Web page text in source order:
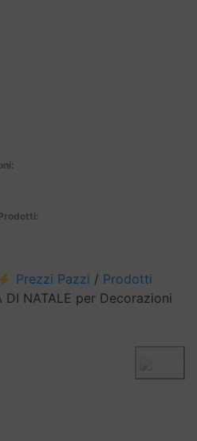
Prezzi Pazzi / Prodotti
DI NATALE per Decorazioni